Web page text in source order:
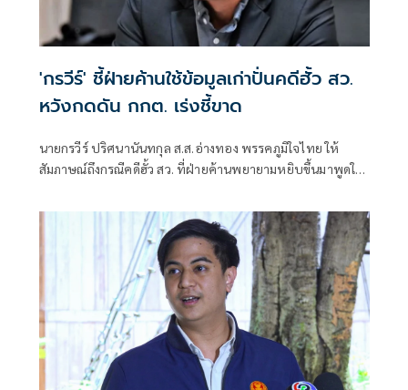
'กรวีร์' ชี้ฝ่ายค้านใช้ข้อมูลเก่าปั่นคดีฮั้ว สว.
หวังกดดัน กกต. เร่งชี้ขาด
นายกรวีร์ ปริศนานันทกุล ส.ส.อ่างทอง พรรคภูมิใจไทย ให้
สัมภาษณ์ถึงกรณีคดีฮั้ว สว. ที่ฝ่ายค้านพยายามหยิบขึ้นมาพูดใน
ไม่ได้กังวล เพราะทั้งหมดอยู่ในขั้นตอนของ คณะกรรมการการ